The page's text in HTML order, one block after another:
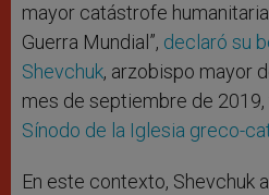
mayor catástrofe
Guerra Mundial”, declaró su
Shevchuk, arzobispo mayor
mes de septiembre de 2019,
Sínodo de la Iglesia greco-
En este contexto, Shevchuk